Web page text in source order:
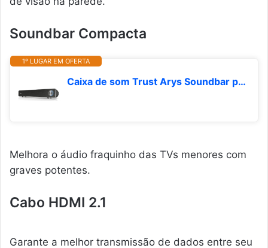
Soundbar Compacta
1º LUGAR EM OFERTA
Caixa de som Trust Arys Soundbar p/PC, 22946, preto, grande
Melhora o áudio fraquinho das TVs menores com
graves potentes.
Cabo HDMI 2.1
Garante a melhor transmissão de dados entre seu